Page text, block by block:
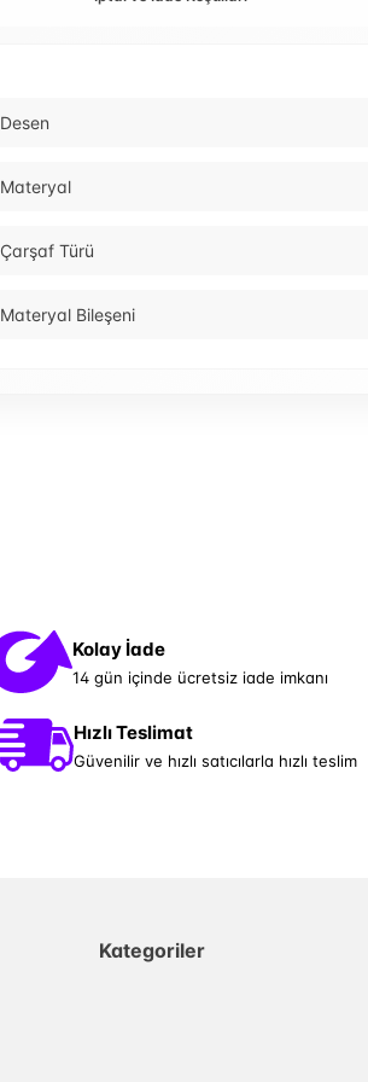
Desen
Materyal
Çarşaf Türü
Materyal Bileşeni
Kolay İade
14 gün içinde ücretsiz iade imkanı
Hızlı Teslimat
Güvenilir ve hızlı satıcılarla hızlı teslim
Kategoriler